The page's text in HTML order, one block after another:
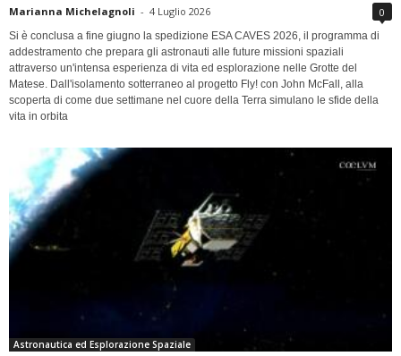
Marianna Michelagnoli - 4 Luglio 2026 0
Si è conclusa a fine giugno la spedizione ESA CAVES 2026, il programma di
addestramento che prepara gli astronauti alle future missioni spaziali
attraverso un'intensa esperienza di vita ed esplorazione nelle Grotte del
Matese. Dall'isolamento sotterraneo al progetto Fly! con John McFall, alla
scoperta di come due settimane nel cuore della Terra simulano le sfide della
vita in orbita
Astronautica ed Esplorazione Spaziale